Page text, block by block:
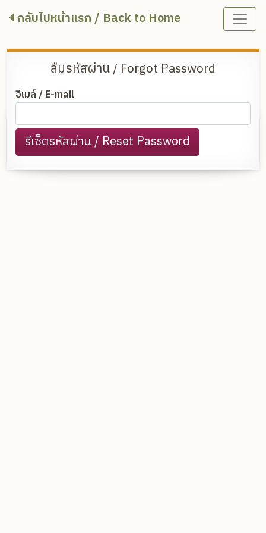
กลับไปหน้าแรก / Back to Home
ลืมรหัสผ่าน / Forgot Password
อีเมล์ / E-mail
รีเซ็ตรหัสผ่าน / Reset Password